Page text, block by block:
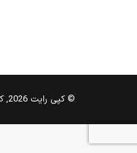
© کپی رایت 2026, کلیه حقوق محفوظ است |